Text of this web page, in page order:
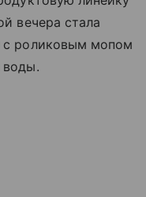
вечера стала
с роликовым мопом
воды.